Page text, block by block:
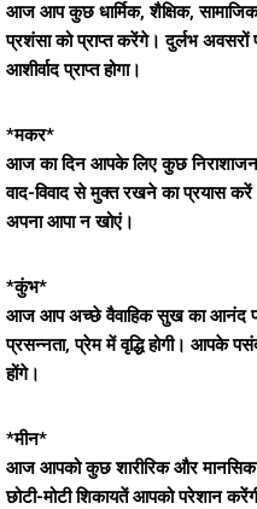
आज आप कुछ धार्मिक, शैक्षिक,
प्रशंसा को प्राप्त करेंगे। दुर्लभ
आशीर्वाद प्राप्त होगा।
*मकर*
आज का दिन आपके लिए कुछ
वाद-विवाद से मुक्त रखने का प्रयास
अपना आपा न खोएं।
*कुंभ*
आज आप अच्छे वैवाहिक सुख का आनंद
प्रसन्नता, प्रेम में वृद्धि होगी। आपके
होंगे।
*मीन*
आज आपको कुछ शारीरिक और मानसिक
छोटी-मोटी शिकायतें आपको परेशान